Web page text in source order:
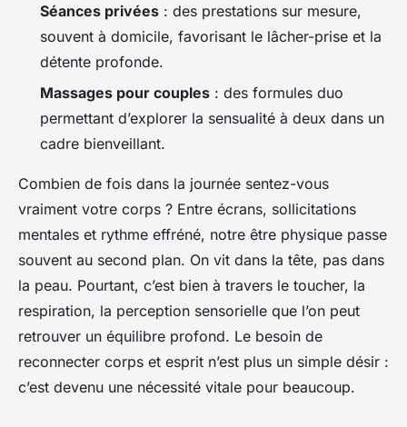
Séances privées : des prestations sur mesure,
souvent à domicile, favorisant le lâcher-prise et la
détente profonde.
Massages pour couples : des formules duo
permettant d’explorer la sensualité à deux dans un
cadre bienveillant.
Combien de fois dans la journée sentez-vous
vraiment votre corps ? Entre écrans, sollicitations
mentales et rythme effréné, notre être physique passe
souvent au second plan. On vit dans la tête, pas dans
la peau. Pourtant, c’est bien à travers le toucher, la
respiration, la perception sensorielle que l’on peut
retrouver un équilibre profond. Le besoin de
reconnecter corps et esprit n’est plus un simple désir :
c’est devenu une nécessité vitale pour beaucoup.